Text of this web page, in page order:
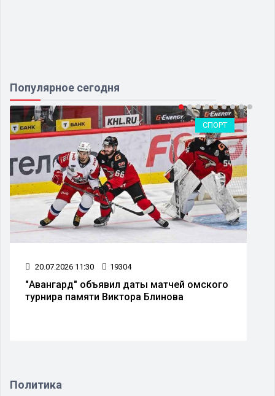
Популярное сегодня
СПОРТ
20.07.2026 11:30 19304
"Авангард" объявил даты матчей омского
турнира памяти Виктора Блинова
Политика